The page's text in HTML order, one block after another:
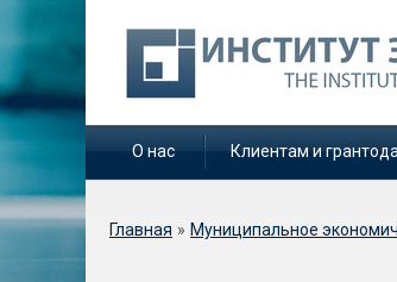
О нас Клиентам и
Вы здесь
Главная » Муниципальное